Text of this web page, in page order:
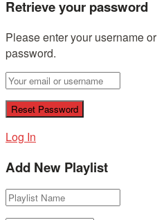
Retrieve your password
Please enter your username
password.
Log In
Add New Playlist